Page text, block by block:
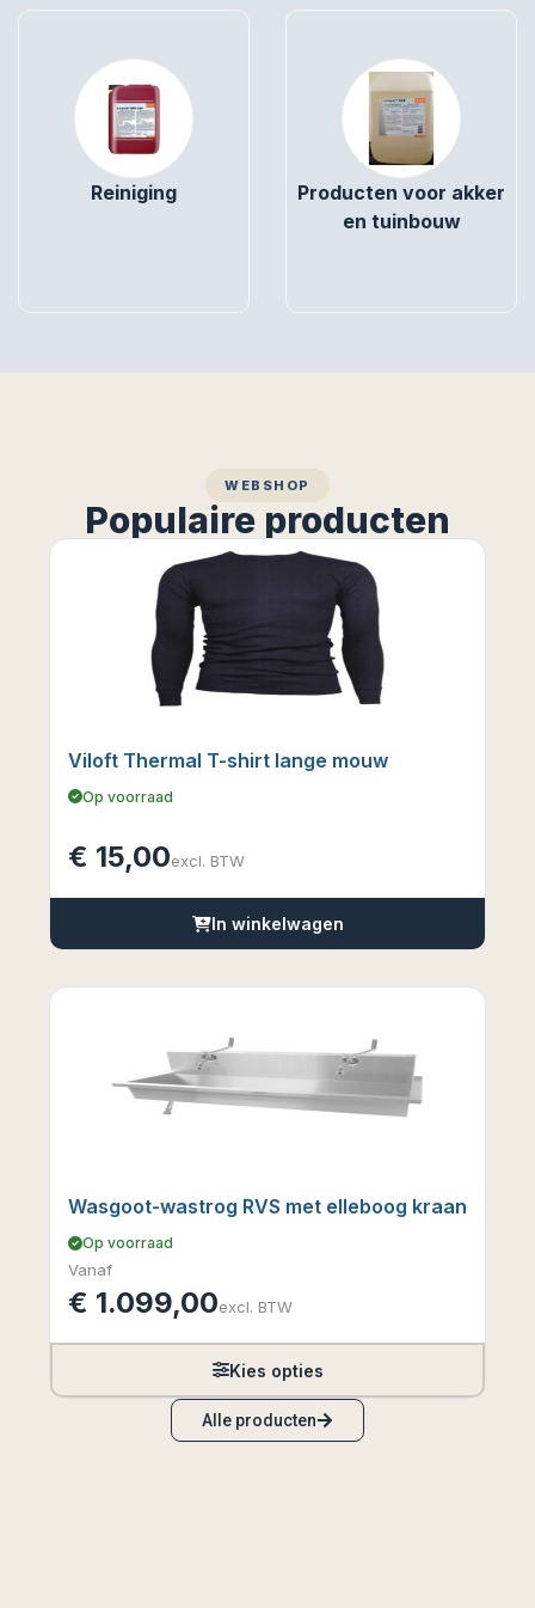
Reiniging
Producten voor akker
en tuinbouw
WEBSHOP
Populaire producten
Viloft Thermal T-shirt lange mouw
Op voorraad
€ 15,00excl. BTW
In winkelwagen
Wasgoot-wastrog RVS met elleboog kraan
Op voorraad
Vanaf
€ 1.099,00excl. BTW
Kies opties
Alle producten